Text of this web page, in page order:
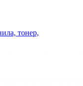
тонер,